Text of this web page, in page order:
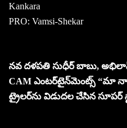
Kankara
PRO: Vamsi-Shekar
నవ దళపతి సుధీర్ బాబు,
CAM ఎంటర్‌టైన్‌మెంట్స్ “మా
ట్రైలర్‌ను విడుదల చేసిన